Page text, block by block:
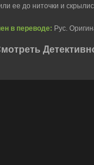
ее до ниточки и
в переводе: Рус.